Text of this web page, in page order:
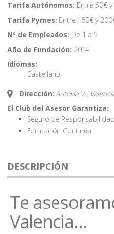
Tarifa Autónomos: Entre 50€
Tarifa Pymes: Entre 150€ y
Nº de Empleados: De 1 a 5
Año de Fundación: 2014
Idiomas:
Castellano,
Dirección: Autovía V-,
El Club del Asesor Garantiza:
Seguro de
Formación Continua
DESCRIPCIÓN
Te
Valencia...